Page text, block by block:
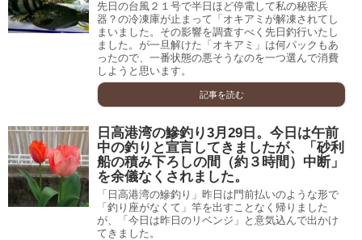
先日の台風２１号で半日ほど停電して私の秘密兵
器？の冷凍庫が止まって「オキアミが解凍されてし
まいました。その影響を調査すべく先日釣行いたし
ました。が一旦解けた「オキアミ」は何パックもあ
ったので、一番状態の悪そうなのを一つ選んで消費
しようと思います。
記事を読む
日高港湾の鰺釣り3月29日。今日は午前
中の釣りと宣言してきましたが、「砂利
船の積み下ろしの間（約３時間）中断」
を余儀なくされました。
「日高港湾の鰺釣り」昨日は門前払いのような形で
「釣り座がなくて」竿を出すことなく帰りました
が、「今日は昨日のリベンジ」と意気込んで出かけ
てきました。